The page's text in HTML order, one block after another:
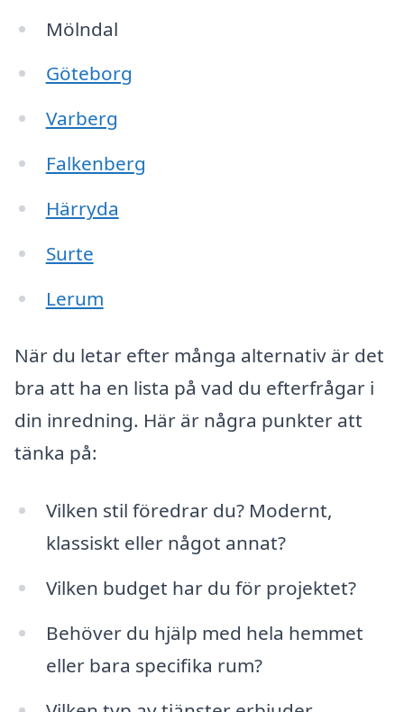
Mölndal
Göteborg
Varberg
Falkenberg
Härryda
Surte
Lerum
När du letar efter många alternativ är det
bra att ha en lista på vad du efterfrågar i
din inredning. Här är några punkter att
tänka på:
Vilken stil föredrar du? Modernt,
klassiskt eller något annat?
Vilken budget har du för projektet?
Behöver du hjälp med hela hemmet
eller bara specifika rum?